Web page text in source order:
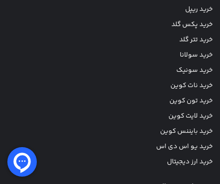
خرید ریپل
خرید پکس گلد
خرید تتر گلد
خرید سولانا
خرید سونیک
خرید نات کوین
خرید تون کوین
خرید لایت کوین
خرید بایننس کوین
خرید یو اس دی اس
خرید ارز دیجیتال